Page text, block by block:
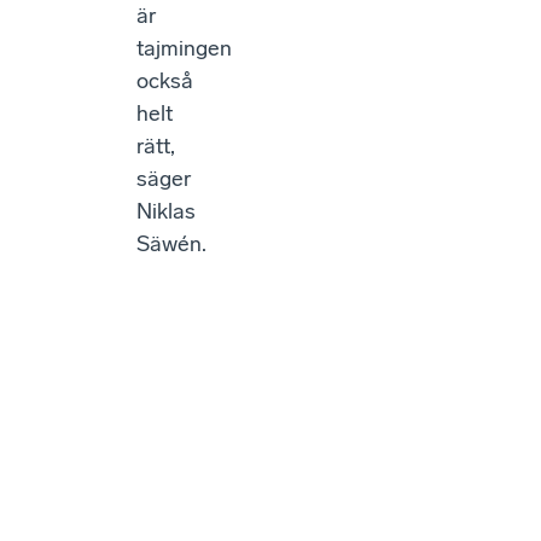
är
tajmingen
också
helt
rätt,
säger
Niklas
Säwén.